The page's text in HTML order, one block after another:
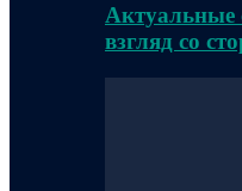
Актуальные
взгляд со